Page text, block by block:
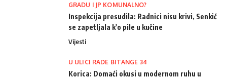
GRADU I JP KOMUNALNO?
Inspekcija presudila: Radnici nisu krivi, Senkić
se zapetljala k'o pile u kučine
Vijesti
U ULICI RADE BITANGE 34
Korica: Domaći okusi u modernom ruhu u